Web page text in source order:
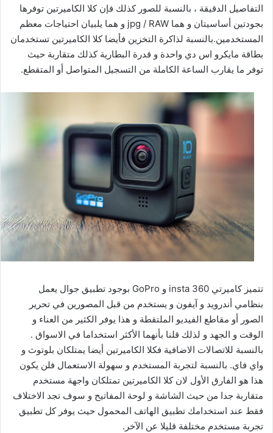
التفاصيل الدقيقة ، بالنسبة للصور كذلك فإن كلا الكاميرتين توفرها
بجودتين أساسيتان و هما jpg / RAW و هما يلبيان احتياجات معظم
المستخدمين.بالنسبة لذاكرة التخزين فأيضا كلا الكاميرتين تستخدمان
بطاقة مايكرو اس دي واحدة و قدرة البطارية كذلك متقاربة حيث
توفر ما يقارب الساعة الكاملة من التسجيل المتواصل أو المتقطع.
تتميز كاميرتي insta 360 و GoPro بوجود تطبيق جوال يعمل
بنظامي أندرويد و آيفون و يستخدم من قبل المصورين في تحرير
الصور أو مقاطع الفيديو الملتقطة و هذا يوفر الكثير من العناء و
الوقت و الجهد و لذلك قلنا بأنهما الأكثر استخداما في الاسواق .
بالنسبة للاتصالات الاضافية فكلا الكاميرتين أيضا يمتلكان بلوتوث و
واي فاي. بالنسبة لتجربة المستخدم و سهولة الاستعمال فلن يكون
هذا هو الفارق الأول لان كلا الكاميرتين تمتلكان واجهة مستخدم
متقاربة جدا من حيث الشاشة و لوحة المفاتيح و سوف تجد الاختلاف
فقط عند استخدامك تطبيق الهاتف المحمول حيث يوفر كل تطبيق
تجربة مستخدم مختلفة قليلا عن الآخر.